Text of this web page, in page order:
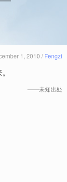
1, 2010 / Fengzi
——未知出处